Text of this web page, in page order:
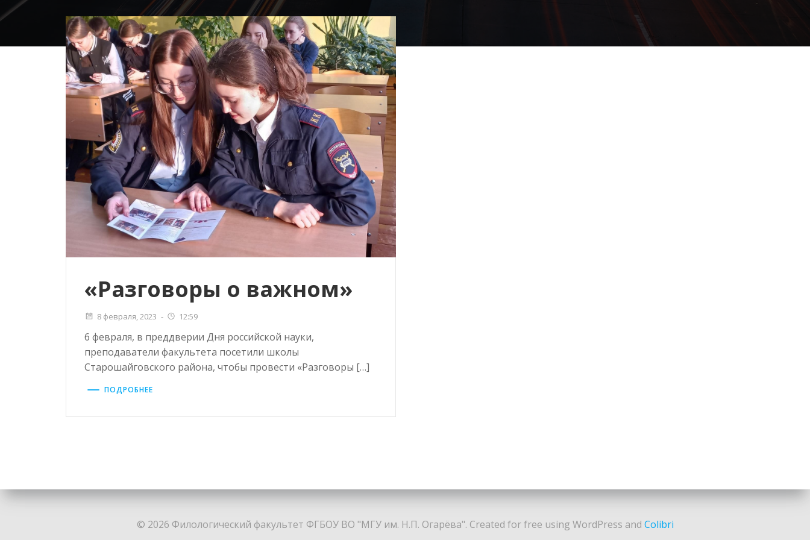
«Разговоры о важном»
8 февраля, 2023 - 12:59
6 февраля, в преддверии Дня российской науки,
преподаватели факультета посетили школы
Старошайговского района, чтобы провести «Разговоры […]
ПОДРОБНЕЕ
© 2026 Филологический факультет ФГБОУ ВО "МГУ им. Н.П. Огарёва". Created for free using WordPress and Colibri